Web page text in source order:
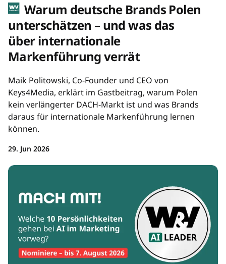
Warum deutsche Brands Polen
unterschätzen – und was das
über internationale
Markenführung verrät
Maik Politowski, Co-Founder und CEO von
Keys4Media, erklärt im Gastbeitrag, warum Polen
kein verlängerter DACH-Markt ist und was Brands
daraus für internationale Markenführung lernen
können.
29. Jun 2026